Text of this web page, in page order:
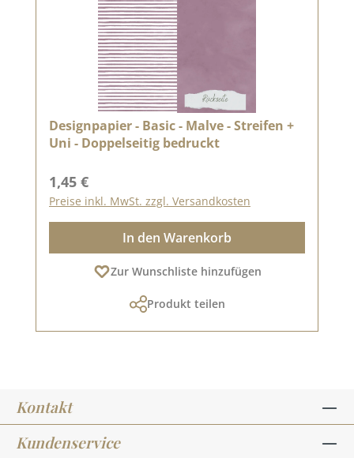
Designpapier - Basic - Malve - Streifen +
Uni - Doppelseitig bedruckt
Regulärer Preis:
1,45 €
Preise inkl. MwSt. zzgl. Versandkosten
In den Warenkorb
Zur Wunschliste hinzufügen
Produkt teilen
Kontakt
Kundenservice